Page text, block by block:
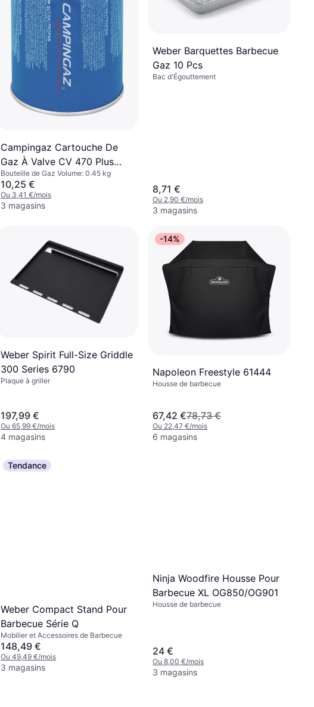
Campingaz Cartouche De
Gaz À Valve CV 470 Plus
167300 Bleu Bouteille Pleine
Bouteille de Gaz Volume: 0.45 kg
10,25 €
Ou 3,41 €/mois
3 magasins
Weber Barquettes Barbecue
Gaz 10 Pcs
Bac d'Égouttement
8,71 €
Ou 2,90 €/mois
3 magasins
Weber Spirit Full-Size Griddle
300 Series 6790
Plaque à griller
197,99 €
Ou 65,99 €/mois
4 magasins
-14%
Napoleon Freestyle 61444
Housse de barbecue
67,42 €78,73 €
Ou 22,47 €/mois
6 magasins
Tendance
Weber Compact Stand Pour
Barbecue Série Q
Mobilier et Accessoires de Barbecue
148,49 €
Ou 49,49 €/mois
3 magasins
Ninja Woodfire Housse Pour
Barbecue XL OG850/OG901
Housse de barbecue
24 €
Ou 8,00 €/mois
3 magasins